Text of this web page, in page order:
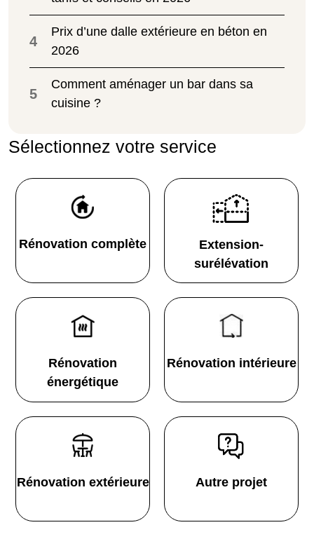
4
Prix d’une dalle extérieure en béton en
2026
5
Comment aménager un bar dans sa
cuisine ?
Sélectionnez votre service
Rénovation complète
Extension-
surélévation
Rénovation
énergétique
Rénovation intérieure
Rénovation extérieure Autre projet